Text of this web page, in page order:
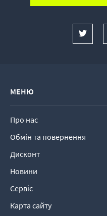
МЕНЮ
Про нас
Обмін та повернення
Дисконт
Новини
Сервіс
Карта сайту